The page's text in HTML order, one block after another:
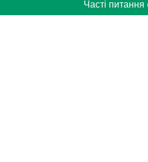
Часті питання